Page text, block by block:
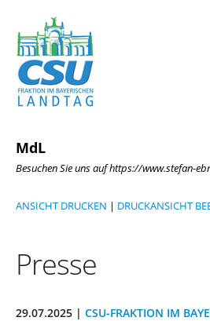
MdL
Besuchen Sie uns auf https://www.stefan-
ANSICHT DRUCKEN | DRUCKANSICHT
Presse
29.07.2025 | CSU-FRAKTION IM